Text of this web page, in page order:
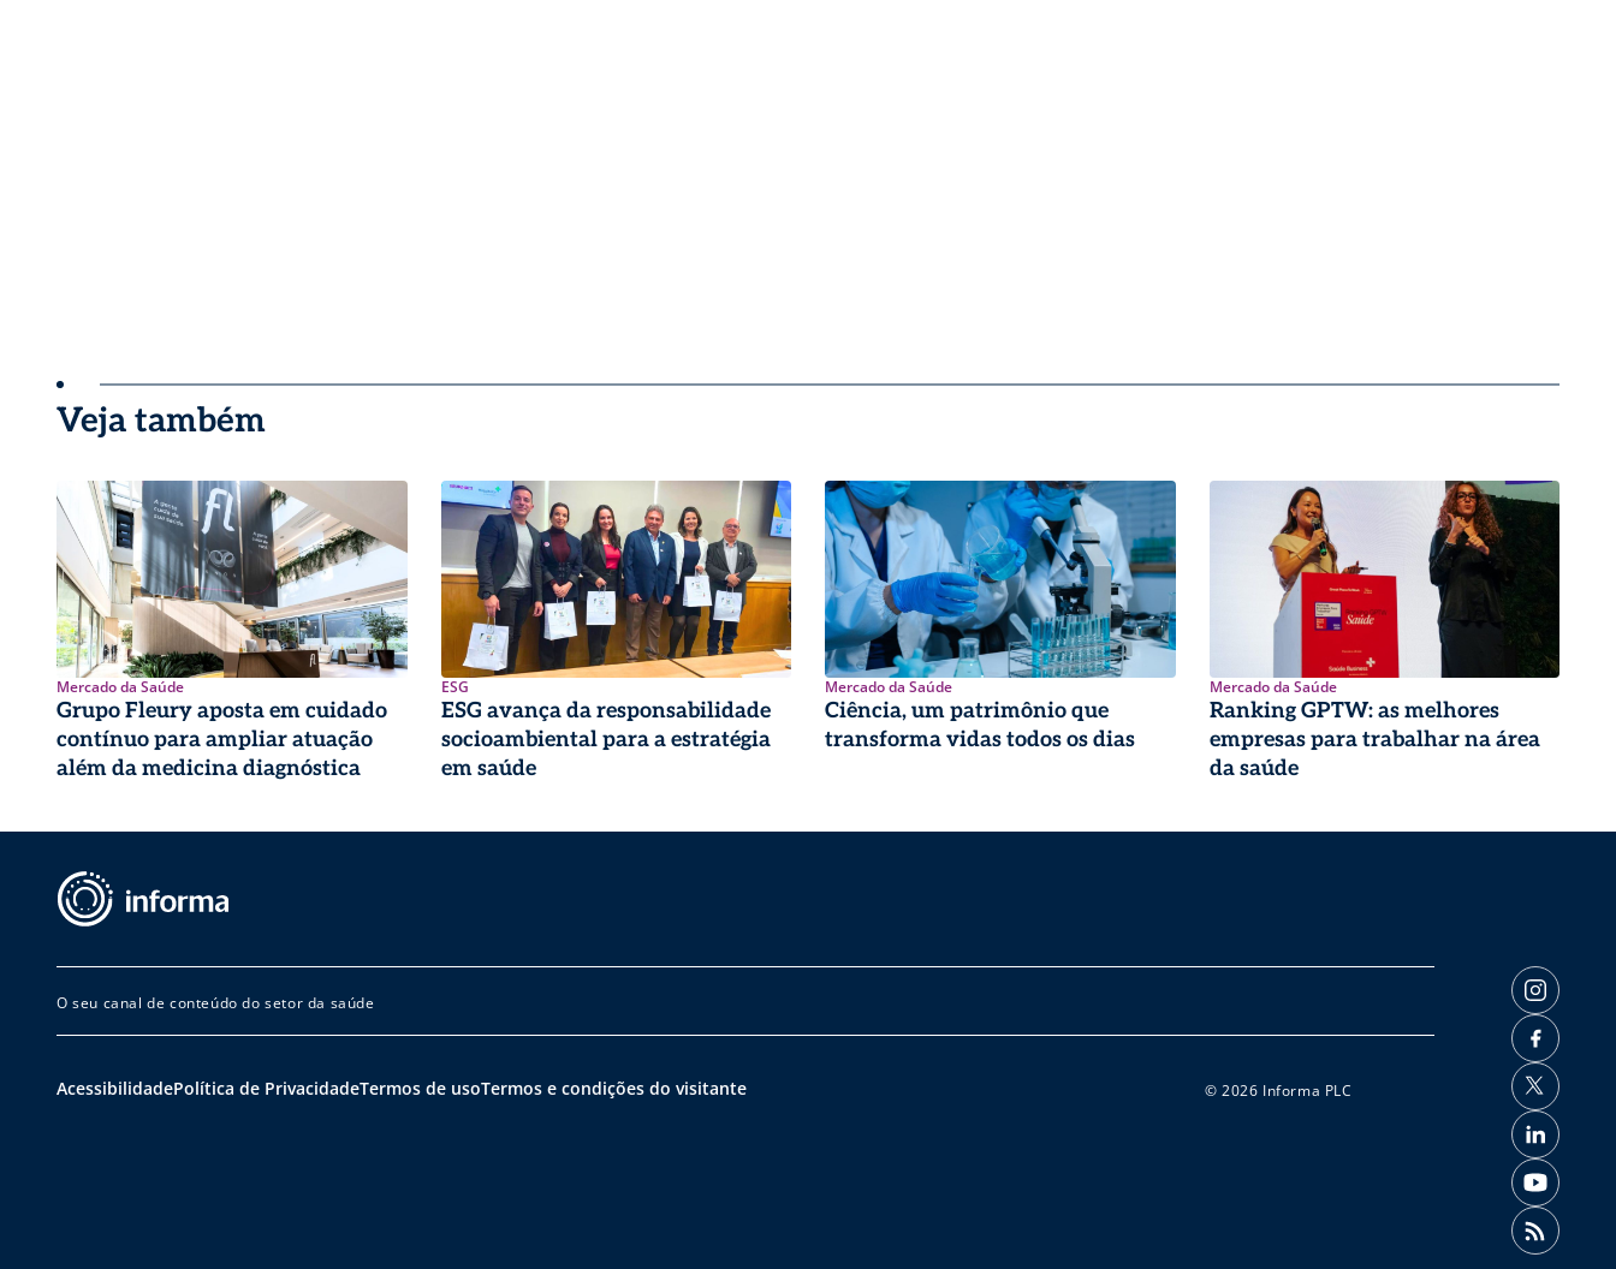
Veja também
Mercado da Saúde
Grupo Fleury aposta em cuidado
contínuo para ampliar atuação
além da medicina diagnóstica
ESG
ESG avança da responsabilidade
socioambiental para a estratégia
em saúde
Mercado da Saúde
Ciência, um patrimônio que
transforma vidas todos os dias
Mercado da Saúde
Ranking GPTW: as melhores
empresas para trabalhar na área
da saúde
O seu canal de conteúdo do setor da saúde
AcessibilidadePolítica de PrivacidadeTermos de usoTermos e condições do visitante © 2026 Informa PLC